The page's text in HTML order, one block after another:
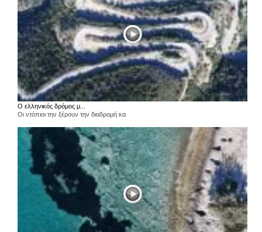
Ο ελληνικός δρόμος μ...
Οι ντόπιοι την ξέρουν την διαδρομή κα